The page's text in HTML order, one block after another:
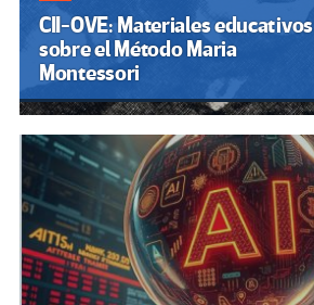
CII-OVE: Materiales educativos
sobre el Método Maria
Montessori